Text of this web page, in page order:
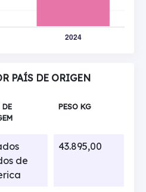
PAÍS DE ORIGEN
PESO KG
de
43.895,00